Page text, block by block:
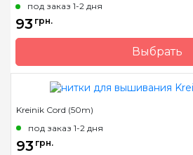
Состав
под заказ 1-2 дня
93 грн.
Выбрать
Бренд
Страна-производитель
Метраж
Состав
Kreinik Cord (50m)
под заказ 1-2 дня
93 грн.